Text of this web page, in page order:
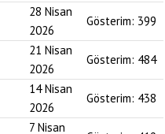
28 Nisan
2026
Gösterim: 399
21 Nisan
2026
Gösterim: 484
14 Nisan
2026
Gösterim: 438
7 Nisan